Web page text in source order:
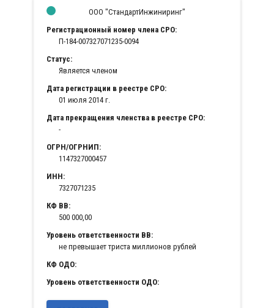
ООО "СтандартИнжиниринг"
Регистрационный номер члена СРО:
П-184-007327071235-0094
Статус:
Является членом
Дата регистрации в реестре СРО:
01 июля 2014 г.
Дата прекращения членства в реестре СРО:
-
ОГРН/ОГРНИП:
1147327000457
ИНН:
7327071235
КФ ВВ:
500 000,00
Уровень ответственности ВВ:
не превышает триста миллионов рублей
КФ ОДО:
Уровень ответственности ОДО: